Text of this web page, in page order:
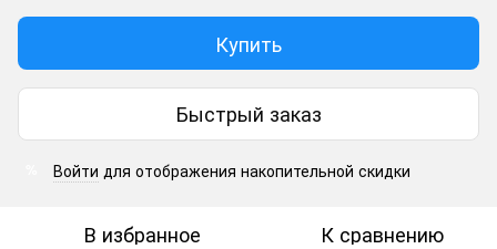
Купить
Быстрый заказ
Войти для отображения накопительной скидки
В избранное К сравнению